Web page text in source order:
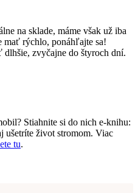
na sklade, máme však už iba
mať rýchlo, ponáhľajte sa!
zvyčajne do štyroch dní.
Stiahnite si do nich e-knihu:
ušetríte život stromom. Viac
tu.